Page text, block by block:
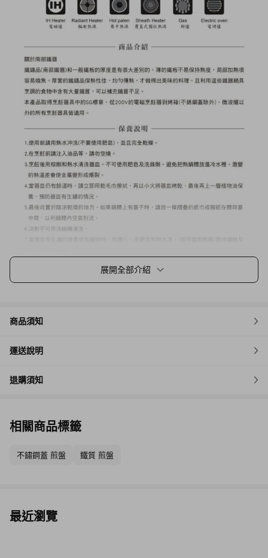
展開全部介紹
商品須知
運送說明
退購須知
相關商品標籤
不鏽鋼蓋 煎盤 鐵質 煎盤
最近瀏覽